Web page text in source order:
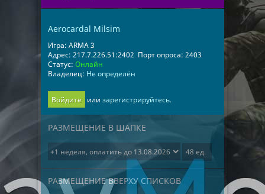
Aerocardal Milsim
Игра: ARMA 3
Адрес: 217.7.226.51:2402 Порт опроса: 2403
Статус: Онлайн
Владелец: Не определён
Войдите или зарегистрируйтесь.
РАЗМЕЩЕНИЕ В ШАПКЕ
РАЗМЕЩЕНИЕ ВВЕРХУ СПИСКОВ